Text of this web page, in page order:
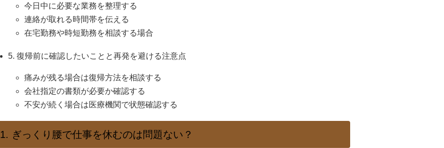
今日中に必要な業務を整理する
連絡が取れる時間帯を伝える
在宅勤務や時短勤務を相談する場合
5. 復帰前に確認したいことと再発を避ける注意点
痛みが残る場合は復帰方法を相談する
会社指定の書類が必要か確認する
不安が続く場合は医療機関で状態確認する
1. ぎっくり腰で仕事を休むのは問題ない？